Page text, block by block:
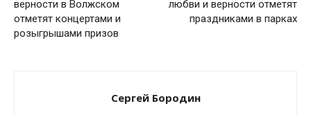
верности в Волжском
отметят концертами и
розыгрышами призов
любви и верности отметят
праздниками в парках
Сергей Бородин